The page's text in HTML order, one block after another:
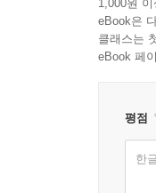
1,000원
eBook은
클래스는
eBook 페
평점
한